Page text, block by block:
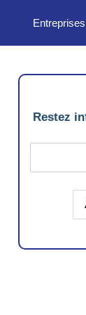
Entreprises
Restez